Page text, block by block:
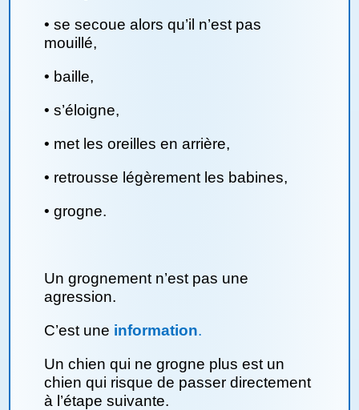
• se secoue alors qu’il n’est pas
mouillé,
• baille,
• s’éloigne,
• met les oreilles en arrière,
• retrousse légèrement les babines,
• grogne.
Un grognement n’est pas une
agression.
C’est une information.
Un chien qui ne grogne plus est un
chien qui risque de passer directement
à l’étape suivante.